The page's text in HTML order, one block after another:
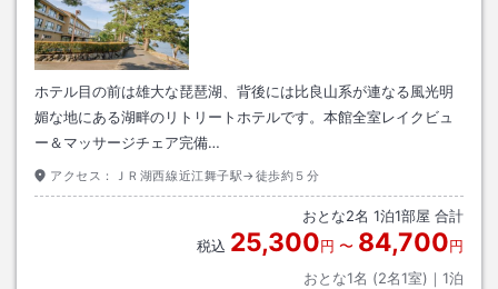
ホテル目の前は雄大な琵琶湖、背後には比良山系が連なる風光明
媚な地にある湖畔のリトリートホテルです。本館全室レイクビュ
ー＆マッサージチェア完備…
アクセス： ＪＲ湖西線近江舞子駅→徒歩約５分
おとな2名 1泊1部屋 合計
税込 25,300円 〜 84,700円
おとな1名 (2名1室)｜ 1泊